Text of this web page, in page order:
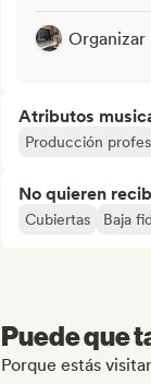
Organizar
Atributos
Producción
No quieren
Cubiertas Baja
Puede que
Porque estás